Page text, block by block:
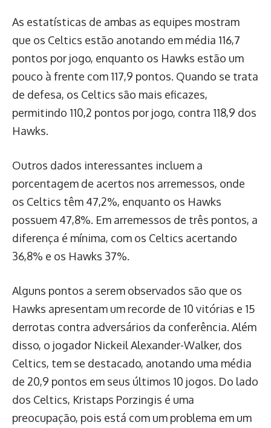
As estatísticas de ambas as equipes mostram
que os Celtics estão anotando em média 116,7
pontos por jogo, enquanto os Hawks estão um
pouco à frente com 117,9 pontos. Quando se trata
de defesa, os Celtics são mais eficazes,
permitindo 110,2 pontos por jogo, contra 118,9 dos
Hawks.
Outros dados interessantes incluem a
porcentagem de acertos nos arremessos, onde
os Celtics têm 47,2%, enquanto os Hawks
possuem 47,8%. Em arremessos de três pontos, a
diferença é mínima, com os Celtics acertando
36,8% e os Hawks 37%.
Alguns pontos a serem observados são que os
Hawks apresentam um recorde de 10 vitórias e 15
derrotas contra adversários da conferência. Além
disso, o jogador Nickeil Alexander-Walker, dos
Celtics, tem se destacado, anotando uma média
de 20,9 pontos em seus últimos 10 jogos. Do lado
dos Celtics, Kristaps Porzingis é uma
preocupação, pois está com um problema em um